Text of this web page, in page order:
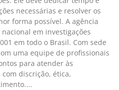
necessárias e resolver os
forma possível. A agência
em investigações
em todo o Brasil. Com sede
uma equipe de profissionais
para atender às
discrição, ética,